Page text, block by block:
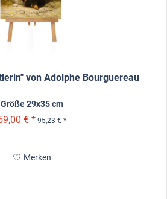
von Adolphe Bourguereau
Größe 29x35 cm
€ * 95,23 € *
Merken